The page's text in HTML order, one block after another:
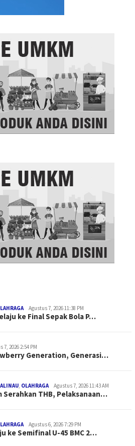
Agustus 7, 2026 11:38 PM
ke Final Sepak Bola P…
7, 2026 2:54 PM
Generation, Generasi…
, OLAHRAGA Agustus 7, 2026 11:43 AM
Serahkan THB, Pelaksanaan…
Agustus 6, 2026 7:29 PM
ke Semifinal U-45 BMC 2…